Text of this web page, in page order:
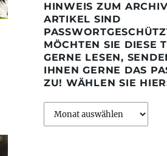
HINWEIS ZUM
ARTIKEL SIND
MÖCHTEN SIE DIESE
GERNE LESEN,
IHNEN GERNE DAS
ZU! WÄHLEN SIE